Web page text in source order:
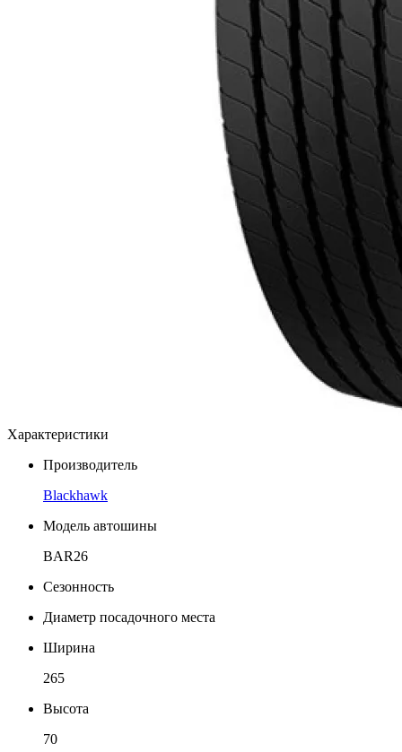
Характеристики
Производитель
Blackhawk
Модель автошины
BAR26
Сезонность
Диаметр посадочного места
Ширина
265
Высота
70